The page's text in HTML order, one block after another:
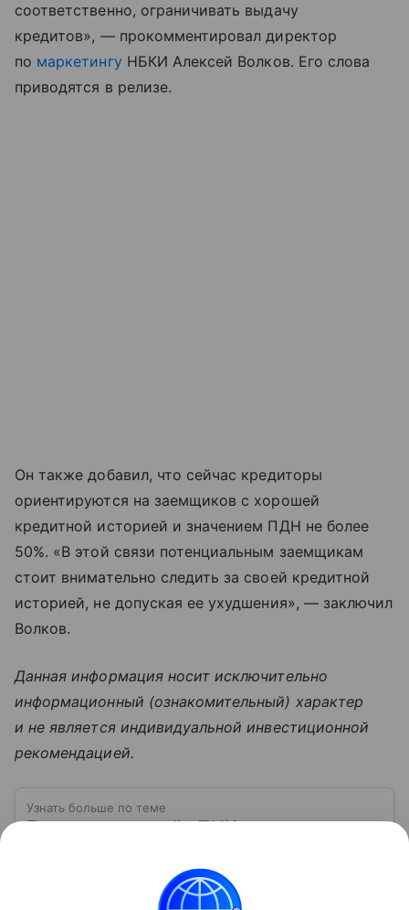
соответственно, ограничивать выдачу
кредитов», — прокомментировал директор
по маркетингу НБКИ Алексей Волков. Его слова
приводятся в релизе.
Он также добавил, что сейчас кредиторы
ориентируются на заемщиков с хорошей
кредитной историей и значением ПДН не более
50%. «В этой связи потенциальным заемщикам
стоит внимательно следить за своей кредитной
историей, не допуская ее ухудшения», — заключил
Волков.
Данная информация носит исключительно
информационный (ознакомительный) характер
и не является индивидуальной инвестиционной
рекомендацией.
Узнать больше по теме
Группа компаний «ПИК»: один из
«Первая ипотечная компания», основанная в 1994